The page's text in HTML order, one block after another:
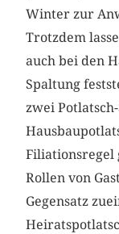
Winter zur
Trotzdem
auch bei den
Spaltung
zwei
Filiationsregel
Rollen von
Gegensatz